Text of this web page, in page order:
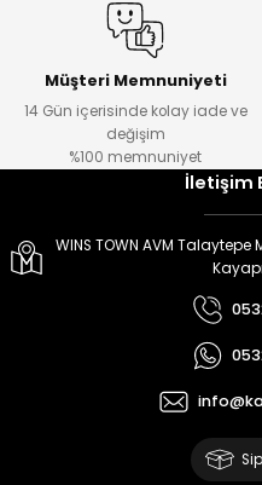
Müşteri Memnuniyeti
14 Gün içerisinde kolay iade ve
değişim
%100 memnuniyet
İletişim
WINS TOWN AVM Talaytepe